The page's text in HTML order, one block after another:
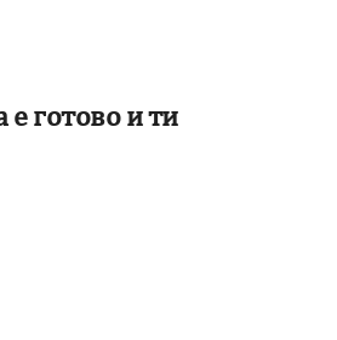
готово и ти